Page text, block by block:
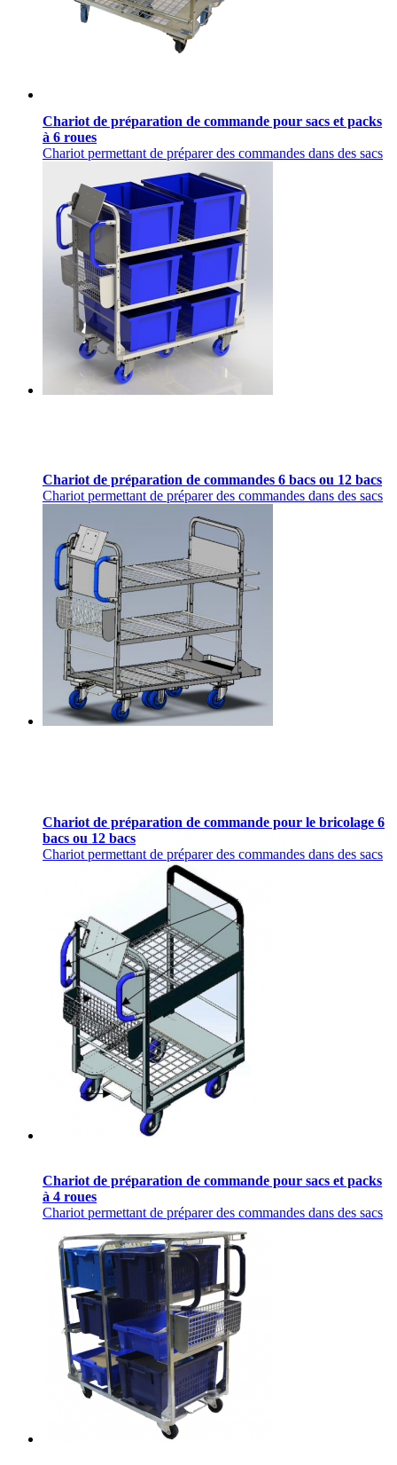
Chariot de préparation de commande pour sacs et packs
à 6 roues
Chariot permettant de préparer des commandes dans des sacs
Chariot de préparation de commandes 6 bacs ou 12 bacs
Chariot permettant de préparer des commandes dans des sacs
Chariot de préparation de commande pour le bricolage 6
bacs ou 12 bacs
Chariot permettant de préparer des commandes dans des sacs
Chariot de préparation de commande pour sacs et packs
à 4 roues
Chariot permettant de préparer des commandes dans des sacs